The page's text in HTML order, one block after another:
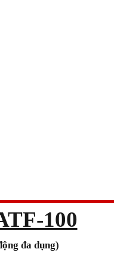
100
đa dụng)